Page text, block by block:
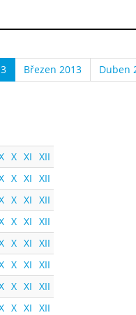
Březen 2013 Duben
X XI XII
X XI XII
X XI XII
X XI XII
X XI XII
X XI XII
X XI XII
X XI XII